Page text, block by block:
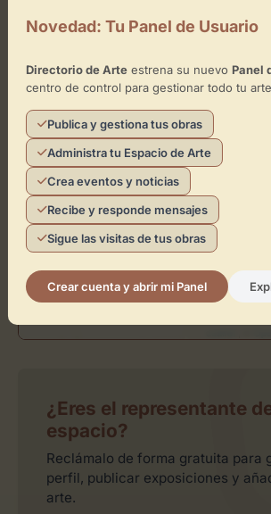
×
+
Toca el mapa para
Activar Mapa
¿Eres el representante
espacio?
Reclámalo de forma gratuita para
perfil, publicar exposiciones y
arte.
Novedad: Tu Panel de Usuario
Directorio de Arteestrena su nuevo Panel
centro de control para gestionar todo tu
Publica y gestiona tus obras
Administra tu Espacio de Arte
Crea eventos y noticias
Recibe y responde mensajes
Sigue las visitas de tus obras
Crear cuenta y abrir mi Panel